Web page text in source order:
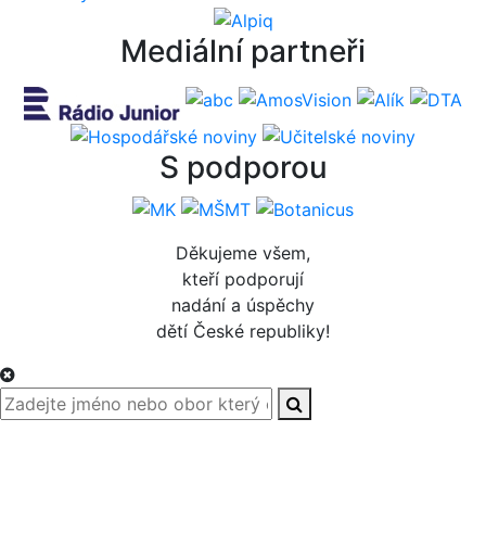
Mediální partneři
S podporou
Děkujeme všem,
kteří podporují
nadání a úspěchy
dětí České republiky!